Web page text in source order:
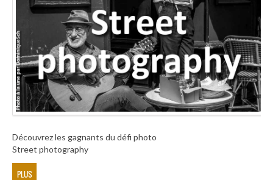
Découvrez les gagnants du défi photo
Street photography
PLUS